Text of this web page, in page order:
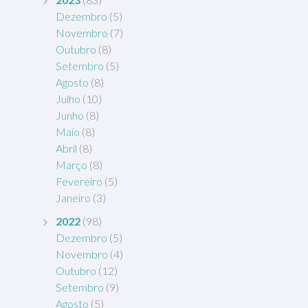
Dezembro (5)
Novembro (7)
Outubro (8)
Setembro (5)
Agosto (8)
Julho (10)
Junho (8)
Maio (8)
Abril (8)
Março (8)
Fevereiro (5)
Janeiro (3)
2022 (98)
Dezembro (5)
Novembro (4)
Outubro (12)
Setembro (9)
Agosto (5)